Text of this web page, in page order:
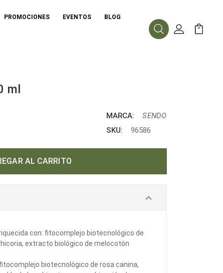
PROMOCIONES EVENTOS BLOG
BuscarMi Cuenta
Mi
ml
MARCA:
SENDO
SKU:
96586
con: fitocomplejo biotecnológico de
extracto biológico de melocotón
biotecnológico de rosa canina,